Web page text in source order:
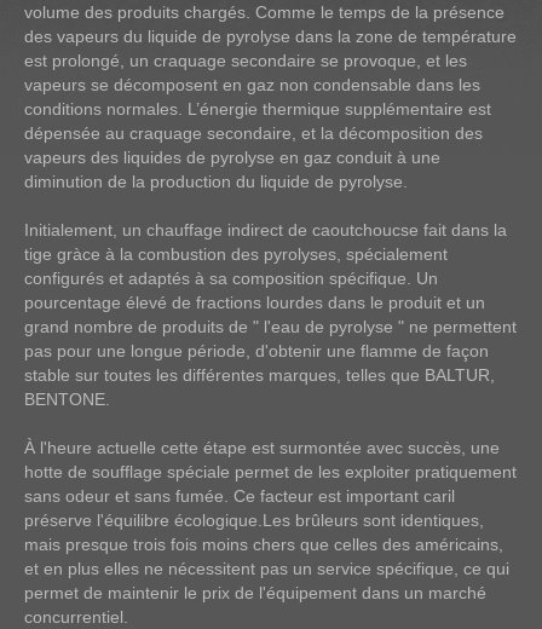
volume des produits chargés. Comme le temps de la présence
des vapeurs du liquide de pyrolyse dans la zone de température
est prolongé, un craquage secondaire se provoque, et les
vapeurs se décomposent en gaz non condensable dans les
conditions normales. L’énergie thermique supplémentaire est
dépensée au craquage secondaire, et la décomposition des
vapeurs des liquides de pyrolyse en gaz conduit à une
diminution de la production du liquide de pyrolyse.
Initialement, un chauffage indirect de caoutchoucse fait dans la
tige gràce à la combustion des pyrolyses, spécialement
configurés et adaptés à sa composition spécifique. Un
pourcentage élevé de fractions lourdes dans le produit et un
grand nombre de produits de " l'eau de pyrolyse " ne permettent
pas pour une longue période, d'obtenir une flamme de façon
stable sur toutes les différentes marques, telles que BALTUR,
BENTONE.
À l'heure actuelle cette étape est surmontée avec succès, une
hotte de soufflage spéciale permet de les exploiter pratiquement
sans odeur et sans fumée. Ce facteur est important caril
préserve l'équilibre écologique.Les brûleurs sont identiques,
mais presque trois fois moins chers que celles des américains,
et en plus elles ne nécessitent pas un service spécifique, ce qui
permet de maintenir le prix de l'équipement dans un marché
concurrentiel.